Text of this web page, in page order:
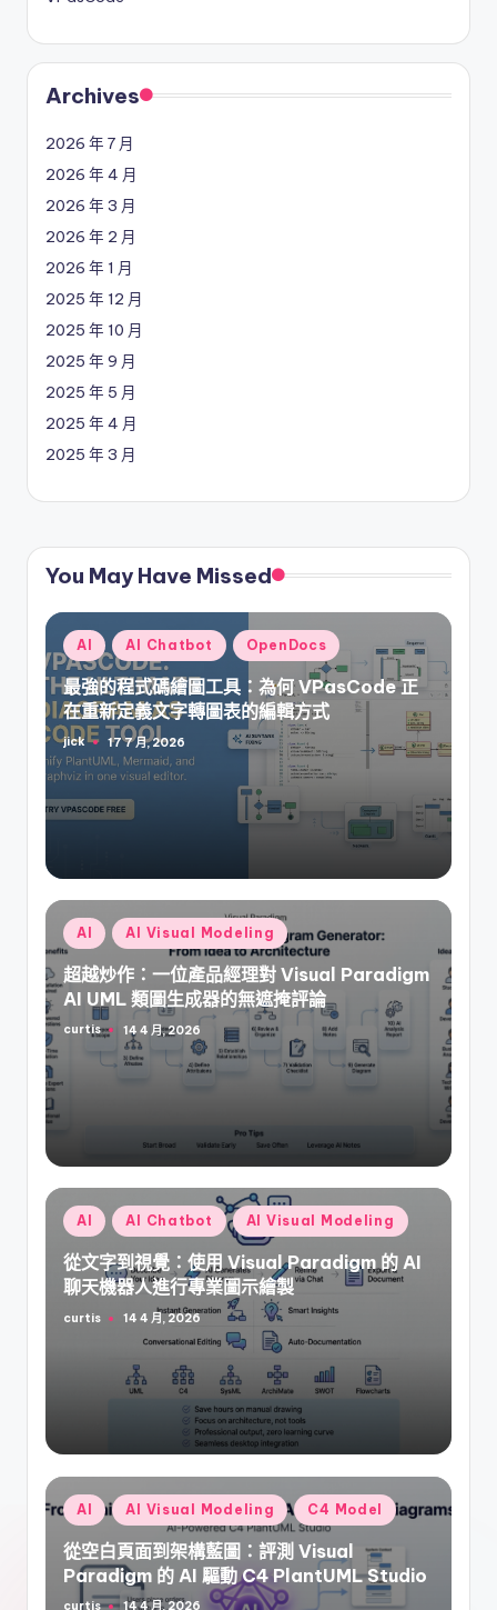
Archives
2026 年 7 月
2026 年 4 月
2026 年 3 月
2026 年 2 月
2026 年 1 月
2025 年 12 月
2025 年 10 月
2025 年 9 月
2025 年 5 月
2025 年 4 月
2025 年 3 月
You May Have Missed
Posted
in
AI AI Chatbot OpenDocs
最強的程式碼繪圖工具：為何 VPasCode 正
在重新定義文字轉圖表的編輯方式
Posted
by
jick 17 7 月, 2026
Posted
in
AI AI Visual Modeling
超越炒作：一位產品經理對 Visual Paradigm
AI UML 類圖生成器的無遮掩評論
Posted
curtis 14 4 月, 2026
Posted
in
AI AI Chatbot AI Visual Modeling
從文字到視覺：使用 Visual Paradigm 的 AI
聊天機器人進行專業圖示繪製
Posted
curtis 14 4 月, 2026
Posted
in
AI AI Visual Modeling C4 Model
從空白頁面到架構藍圖：評測 Visual
Paradigm 的 AI 驅動 C4 PlantUML Studio
curtis 14 4 月, 2026